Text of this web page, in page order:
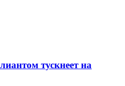
тускнеет на